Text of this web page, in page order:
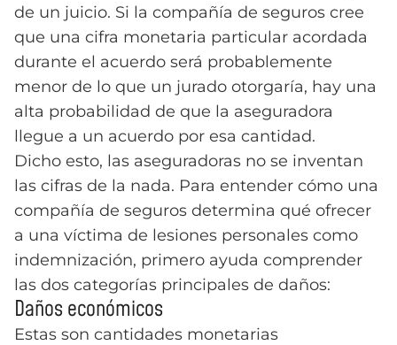
de un juicio. Si la compañía de seguros cree
que una cifra monetaria particular acordada
durante el acuerdo será probablemente
menor de lo que un jurado otorgaría, hay una
alta probabilidad de que la aseguradora
llegue a un acuerdo por esa cantidad.
Dicho esto, las aseguradoras no se inventan
las cifras de la nada. Para entender cómo una
compañía de seguros determina qué ofrecer
a una víctima de lesiones personales como
indemnización, primero ayuda comprender
las dos categorías principales de daños:
Daños económicos
Estas son cantidades monetarias